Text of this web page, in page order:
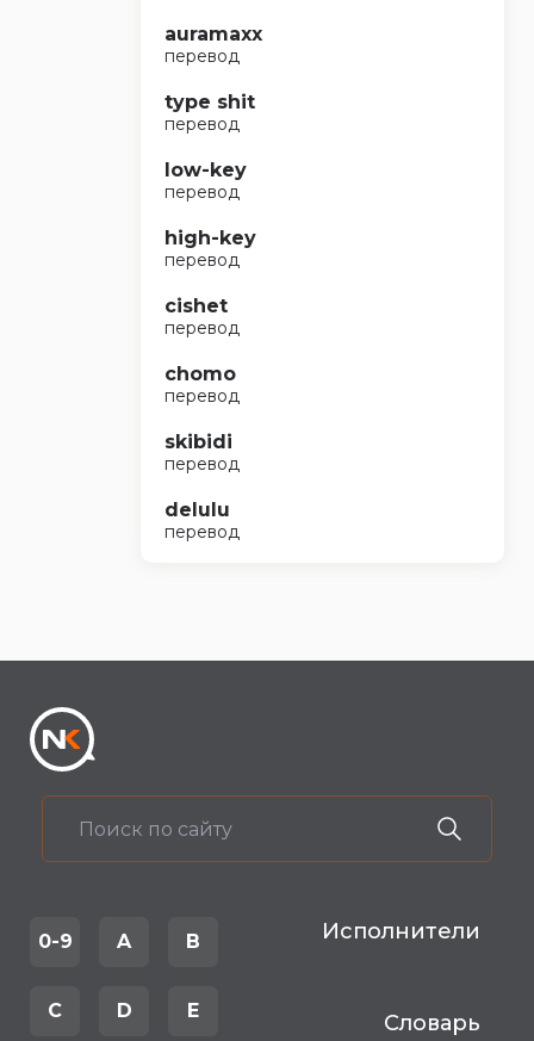
auramaxx
перевод
type shit
перевод
low-key
перевод
high-key
перевод
cishet
перевод
chomo
перевод
skibidi
перевод
delulu
перевод
0-9 A B
C D E
Исполнители
Словарь